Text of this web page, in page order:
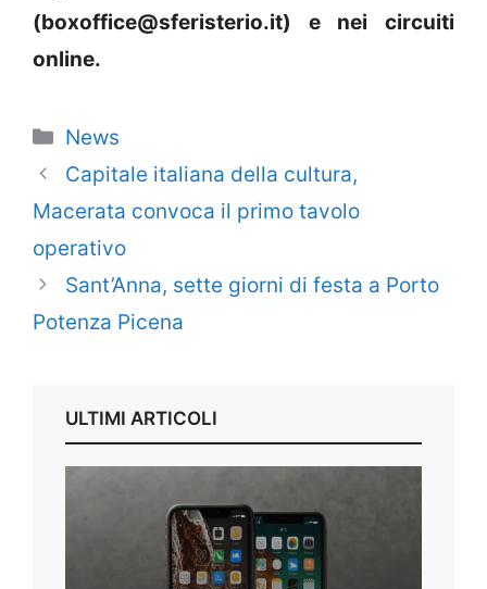
(boxoffice@sferisterio.it) e nei circuiti
online.
Categorie
News
Capitale italiana della cultura,
Macerata convoca il primo tavolo
operativo
Sant’Anna, sette giorni di festa a Porto
Potenza Picena
ULTIMI ARTICOLI